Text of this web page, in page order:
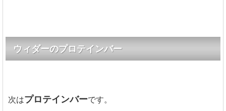
ウィダーのプロテインバー
次はプロテインバーです。